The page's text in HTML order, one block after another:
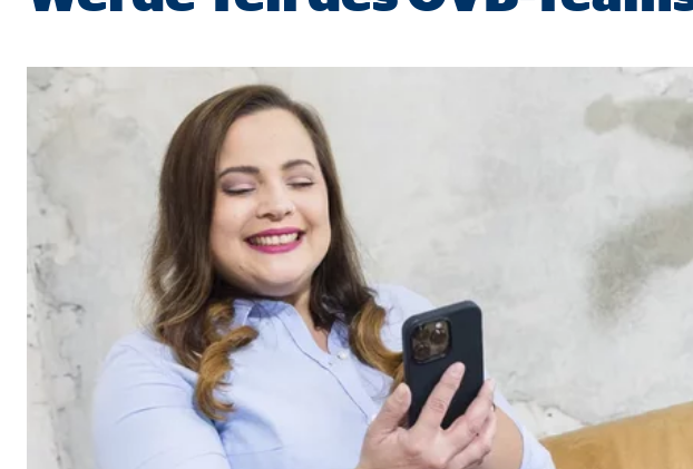
Einverständnis Cookie | Empfänger: OVB
Name:
Anbieter:
Zweck: Speichern Ihrer Einwilligungen
Cookie Laufzeit:
Statistik Cookies
Statistik Cookies erfassen Informationen anonym. Diese Informationen helfen
Google Analytics | Empfänger: OVB, Google Ireland Ltd.